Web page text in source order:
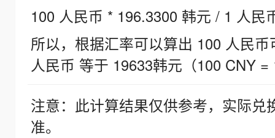
100 人民币 * 196.3300 韩元 / 1 人民
所以，根据汇率可以算出 100 人民
人民币 等于 19633韩元（100 CNY =
注意：此计算结果仅供参考，实际
准。